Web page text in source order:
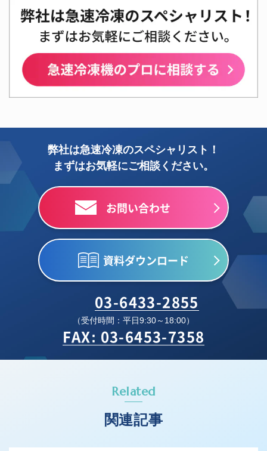
弊社は急速冷凍のスペシャリスト！
まずはお気軽にご相談ください。
お問い合わせ
資料ダウンロード
03-6433-2855
（受付時間：平日9:30～18:00）
FAX: 03-6453-7358
Related
関連記事